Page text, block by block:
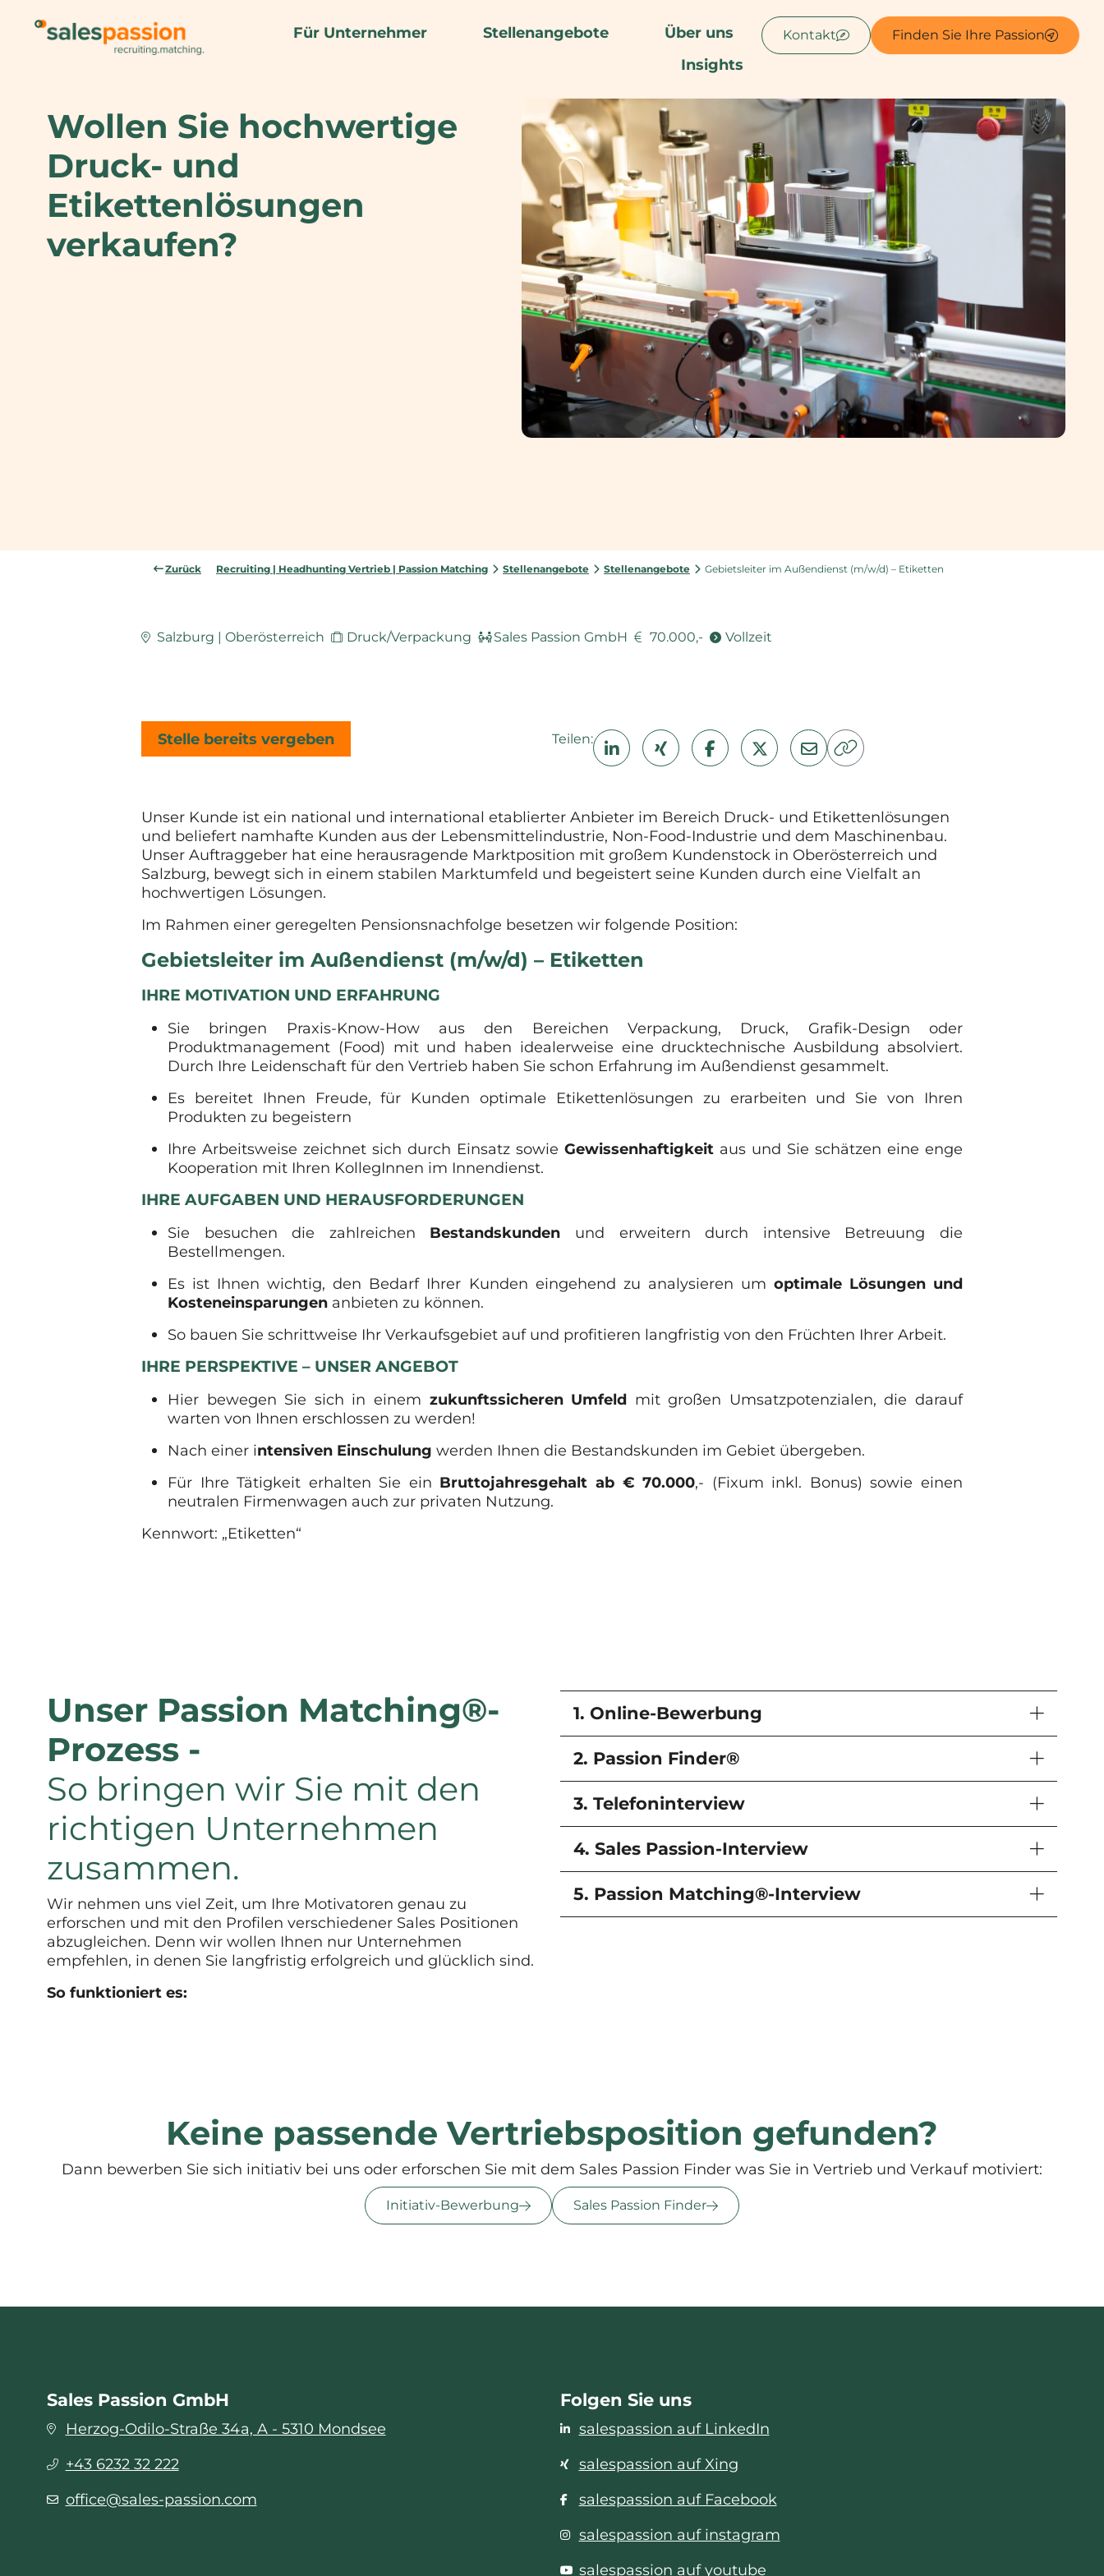
Kontakt Finden Sie Ihre Passion
Für Unternehmer Stellenangebote
Über uns
Insights
Wollen Sie hochwertige
Druck- und
Etikettenlösungen
verkaufen?
Zurück Recruiting | Headhunting Vertrieb | Passion Matching Stellenangebote Stellenangebote Gebietsleiter im Außendienst (m/w/d) – Etiketten
Salzburg | Oberösterreich Druck/Verpackung Sales Passion GmbH 70.000,- Vollzeit
Stelle bereits vergeben Teilen:
Unser Kunde ist ein national und international etablierter Anbieter im Bereich Druck- und Etikettenlösungen
und beliefert namhafte Kunden aus der Lebensmittelindustrie, Non-Food-Industrie und dem Maschinenbau.
Unser Auftraggeber hat eine herausragende Marktposition mit großem Kundenstock in Oberösterreich und
Salzburg, bewegt sich in einem stabilen Marktumfeld und begeistert seine Kunden durch eine Vielfalt an
hochwertigen Lösungen.
Im Rahmen einer geregelten Pensionsnachfolge besetzen wir folgende Position:
Gebietsleiter im Außendienst (m/w/d) – Etiketten
IHRE MOTIVATION UND ERFAHRUNG
Sie bringen Praxis-Know-How aus den Bereichen Verpackung, Druck, Grafik-Design oder
Produktmanagement (Food) mit und haben idealerweise eine drucktechnische Ausbildung absolviert.
Durch Ihre Leidenschaft für den Vertrieb haben Sie schon Erfahrung im Außendienst gesammelt.
Es bereitet Ihnen Freude, für Kunden optimale Etikettenlösungen zu erarbeiten und Sie von Ihren
Produkten zu begeistern
Ihre Arbeitsweise zeichnet sich durch Einsatz sowie Gewissenhaftigkeit aus und Sie schätzen eine enge
Kooperation mit Ihren KollegInnen im Innendienst.
IHRE AUFGABEN UND HERAUSFORDERUNGEN
Sie besuchen die zahlreichen Bestandskunden und erweitern durch intensive Betreuung die
Bestellmengen.
Es ist Ihnen wichtig, den Bedarf Ihrer Kunden eingehend zu analysieren um optimale Lösungen und
Kosteneinsparungen anbieten zu können.
So bauen Sie schrittweise Ihr Verkaufsgebiet auf und profitieren langfristig von den Früchten Ihrer Arbeit.
IHRE PERSPEKTIVE – UNSER ANGEBOT
Hier bewegen Sie sich in einem zukunftssicheren Umfeld mit großen Umsatzpotenzialen, die darauf
warten von Ihnen erschlossen zu werden!
Nach einer intensiven Einschulung werden Ihnen die Bestandskunden im Gebiet übergeben.
Für Ihre Tätigkeit erhalten Sie ein Bruttojahresgehalt ab € 70.000,- (Fixum inkl. Bonus) sowie einen
neutralen Firmenwagen auch zur privaten Nutzung.
Kennwort: „Etiketten“
Unser Passion Matching®-
Prozess -
So bringen wir Sie mit den
richtigen Unternehmen
zusammen.
Wir nehmen uns viel Zeit, um Ihre Motivatoren genau zu
erforschen und mit den Profilen verschiedener Sales Positionen
abzugleichen. Denn wir wollen Ihnen nur Unternehmen
empfehlen, in denen Sie langfristig erfolgreich und glücklich sind.
So funktioniert es:
1. Online-Bewerbung
2. Passion Finder®
3. Telefoninterview
4. Sales Passion-Interview
5. Passion Matching®-Interview
Keine passende Vertriebsposition gefunden?
Dann bewerben Sie sich initiativ bei uns oder erforschen Sie mit dem Sales Passion Finder was Sie in Vertrieb und Verkauf motiviert:
Initiativ-Bewerbung Sales Passion Finder
Sales Passion GmbH
Herzog-Odilo-Straße 34a, A - 5310 Mondsee
+43 6232 32 222
office@sales-passion.com
Folgen Sie uns
salespassion auf LinkedIn
salespassion auf Xing
salespassion auf Facebook
salespassion auf instagram
salespassion auf youtube